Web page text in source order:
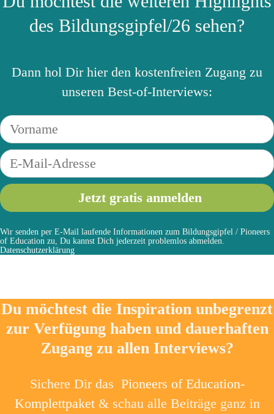
des Bildungsgipfel/26 sehen?
Dann hol Dir hier den kostenfreien Zugang zu
unseren Best-of-Interviews:
Wir senden per E-Mail laufende Informationen zum Bildungsgipfel / Pioneers
of Education zu, Du kannst Dich jederzeit problemlos abmelden.
Datenschutzerklärung
Du möchtest die Inspiration unbegrenzt
zur Verfügung haben und dauerhaften
Zugang zu allen Interviews?
Sichere Dir das Pioneers of Education-
Komplettpaket& schau alle Beiträge ganz in